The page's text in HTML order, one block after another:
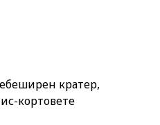
кратер,
кортовете